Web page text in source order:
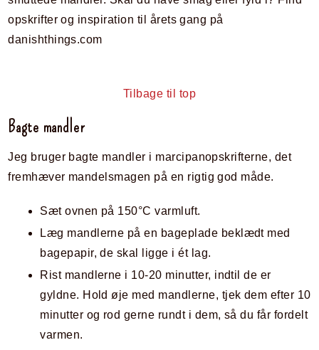
Tilbage til top
Bagte mandler
Jeg bruger bagte mandler i marcipanopskrifterne, det
fremhæver mandelsmagen på en rigtig god måde.
Sæt ovnen på 150°C varmluft.
Læg mandlerne på en bageplade beklædt med
bagepapir, de skal ligge i ét lag.
Rist mandlerne i 10-20 minutter, indtil de er
gyldne. Hold øje med mandlerne, tjek dem efter 10
minutter og rod gerne rundt i dem, så du får fordelt
varmen.